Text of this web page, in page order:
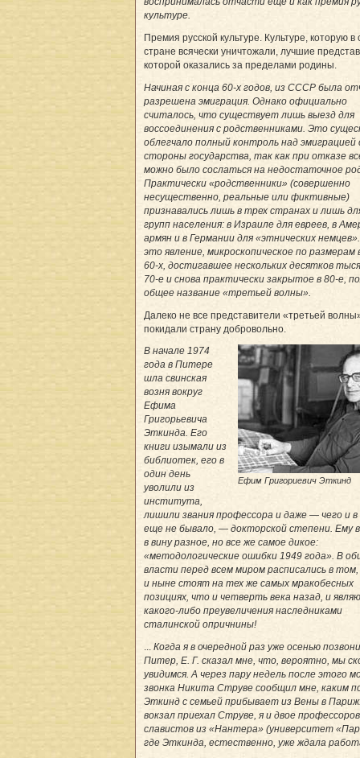
культуре.
Премия русской культуре. Культуре, которую в
стране всячески уничтожали, лучшие
которой оказались за пределами родины.
Начиная с конца 60-х годов, из СССР была
разрешена эмиграция. Однако официально
считалось, что существует лишь выезд для
воссоединения с родственниками. Это
облегчало полный контроль над эмиграцией
стороны государства, так как при отказе
можно было сослаться на недостаточное
Практически «родственники» (совершенно
несущественно, реальные или фиктивные)
признавались лишь в трех странах и лишь
групп населения: в Израиле для евреев, в
армян и в Германии для «этнических
это явление, микроскопическое по размерам
60-х, достигавшее нескольких десятков
70-е и снова практически закрытое в 80-е,
общее название «третьей волны».
Далеко не все представители «третьей
покидали страну добровольно.
Ефим Григориевич Эткинд
В начале 1974
года в Питере
шла свинская
возня вокруг
Ефима
Григорьевича
Эткинда. Его
книги изымали из
библиотек, его в
один день
уволили из
института,
лишили звания профессора и даже — чего и
еще не бывало, — докторской степени. Ему
в вину разное, но все же самое дикое:
«методологические ошибки 1949 года». В
власти перед всем миром расписались в
и ныне стоят на тех же самых мракобесных
позициях, что и четверть века назад, и
какого-либо преувеличения наследниками
сталинской опричнины!
Когда я в очередной раз уже осенью
Питер, Е. Г. сказал мне, что, вероятно, мы
увидимся. А через пару недель после этого
звонка Никита Струве сообщил мне, каким
Эткинд с семьей прибывает из Вены в
вокзал приехал Струве, я и двое
славистов из «Нантера» (университет
где Эткинда, естественно, уже ждала